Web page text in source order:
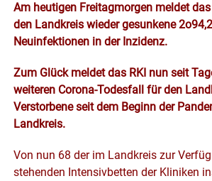
Am heutigen Freitagmorgen meldet
den Landkreis wieder gesunkene 2o94,2
Neuinfektionen in der Inzidenz.
Zum Glück meldet das RKI nun seit
weiteren Corona-Todesfall für den
Verstorbene seit dem Beginn der
Landkreis.
Von nun 68 der im Landkreis zur
stehenden Intensivbetten der Kliniken